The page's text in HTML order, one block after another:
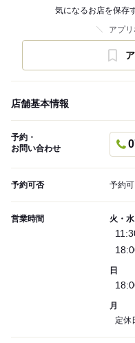
気になるお店を保存
アプ
店舗基本情報
予約・
お問い合わせ
予約可否 予約可
営業時間 火・
日
月
定休